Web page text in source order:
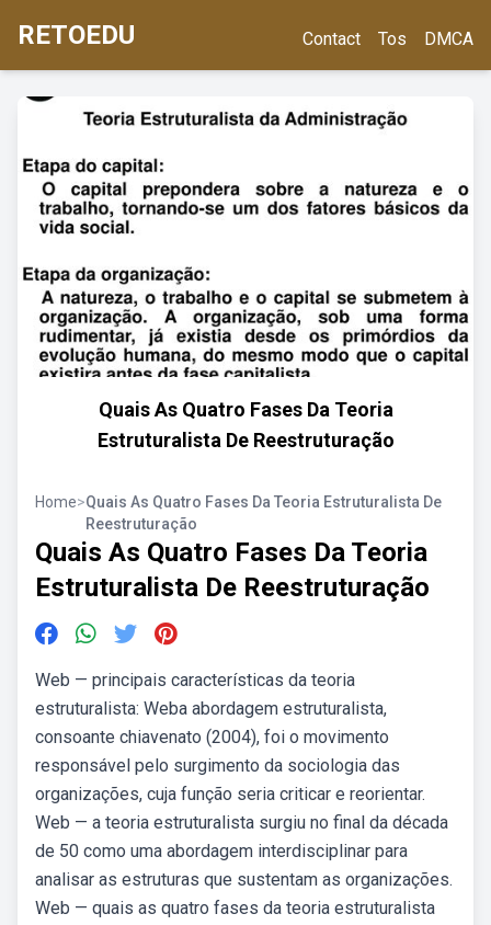
RETOEDU Contact Tos DMCA
Quais As Quatro Fases Da Teoria
Estruturalista De Reestruturação
Home>Quais As Quatro Fases Da Teoria Estruturalista De
Reestruturação
Quais As Quatro Fases Da Teoria
Estruturalista De Reestruturação
Web — principais características da teoria
estruturalista: Weba abordagem estruturalista,
consoante chiavenato (2004), foi o movimento
responsável pelo surgimento da sociologia das
organizações, cuja função seria criticar e reorientar.
Web — a teoria estruturalista surgiu no final da década
de 50 como uma abordagem interdisciplinar para
analisar as estruturas que sustentam as organizações.
Web — quais as quatro fases da teoria estruturalista